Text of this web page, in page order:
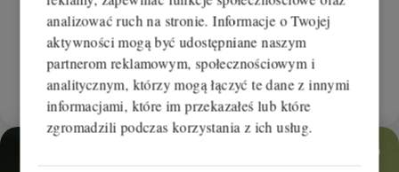
analizować ruch na stronie. Informacje o Twojej
aktywności mogą być udostępniane naszym
partnerom reklamowym, społecznościowym i
analitycznym, którzy mogą łączyć te dane z innymi
informacjami, które im przekazałeś lub które
zgromadzili podczas korzystania z ich usług.
41 m
2 27,00 zł/m 2
RBM-LW-106975 1 107 zł